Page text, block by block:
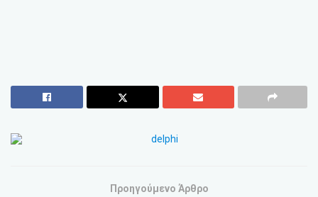
Προηγούμενο Άρθρο